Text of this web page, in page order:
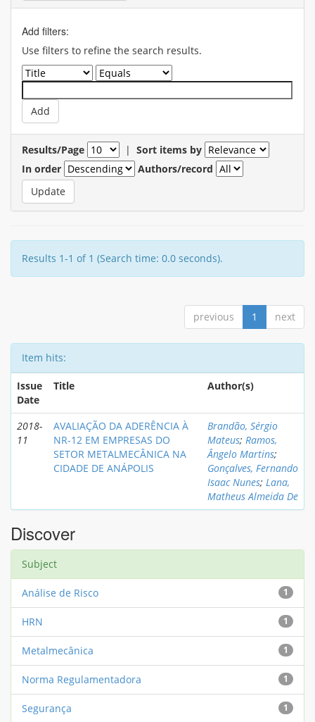
Add filters:
Use filters to refine the search results.
Results/Page | Sort items by
In order
Authors/record
Results 1-1 of 1 (Search time: 0.0 seconds).
previous 1 next
Item hits:
Issue
Date
Title Author(s)
2018-
11
AVALIAÇÃO DA ADERÊNCIA À
NR-12 EM EMPRESAS DO
SETOR METALMECÂNICA NA
CIDADE DE ANÁPOLIS
Brandão, Sérgio
Mateus; Ramos,
Ângelo Martins;
Gonçalves, Fernando
Isaac Nunes; Lana,
Matheus Almeida De
Discover
Subject
1
Análise de Risco
1
HRN
1
Metalmecânica
1
Norma Regulamentadora
1
Segurança